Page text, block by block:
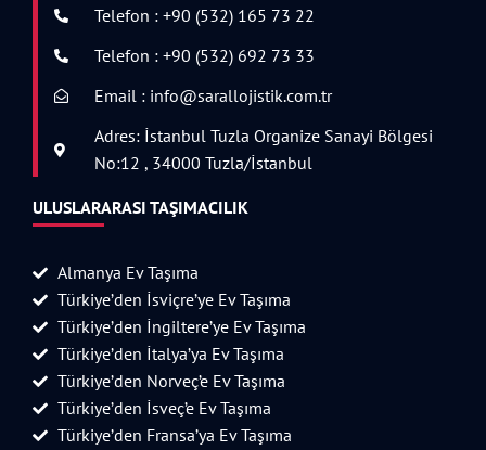
Telefon : +90 (532) 165 73 22
Telefon : +90 (532) 692 73 33
Email : info@sarallojistik.com.tr
Adres: İstanbul Tuzla Organize Sanayi Bölgesi
No:12 , 34000 Tuzla/İstanbul
ULUSLARARASI TAŞIMACILIK
Almanya Ev Taşıma
Türkiye’den İsviçre’ye Ev Taşıma
Türkiye’den İngiltere’ye Ev Taşıma
Türkiye’den İtalya’ya Ev Taşıma
Türkiye’den Norveç’e Ev Taşıma
Türkiye’den İsveç’e Ev Taşıma
Türkiye’den Fransa’ya Ev Taşıma